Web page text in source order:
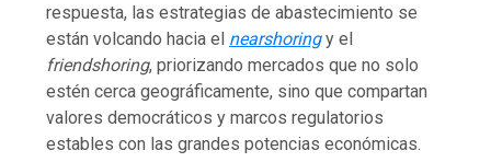
respuesta, las estrategias de abastecimiento se
están volcando hacia el nearshoringy el
friendshoring, priorizando mercados que no solo
estén cerca geográficamente, sino que compartan
valores democráticos y marcos regulatorios
estables con las grandes potencias económicas.